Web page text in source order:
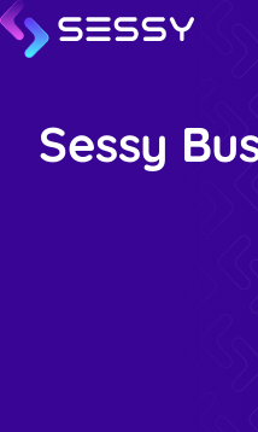
Sessy